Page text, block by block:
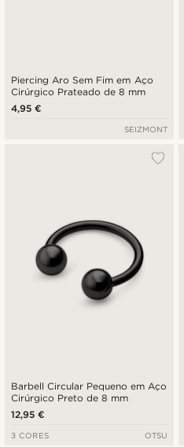
Piercing Aro Sem Fim em Aço
Cirúrgico Prateado de 8 mm
4,95 €
SEIZMONT
Barbell Circular Pequeno em Aço
Cirúrgico Preto de 8 mm
12,95 €
3 CORES OTSU